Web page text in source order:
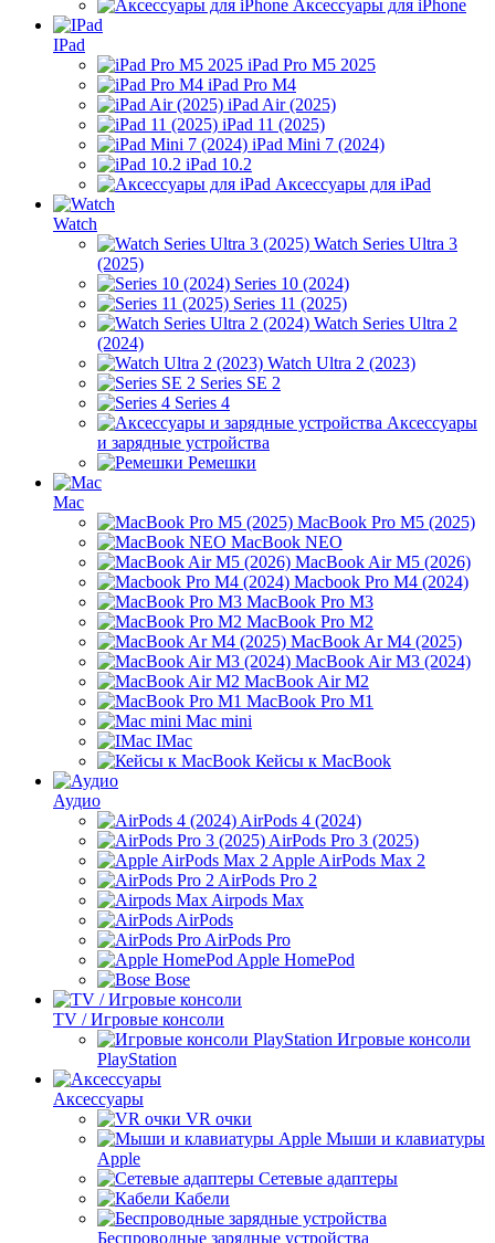
Аксессуары для iPhone
IPad
iPad Pro M5 2025
iPad Pro M4
iPad Air (2025)
iPad 11 (2025)
iPad Mini 7 (2024)
iPad 10.2
Аксессуары для iPad
Watch
Watch Series Ultra 3
(2025)
Series 10 (2024)
Series 11 (2025)
Watch Series Ultra 2
(2024)
Watch Ultra 2 (2023)
Series SE 2
Series 4
Аксессуары
и зарядные устройства
Ремешки
Mac
MacBook Pro M5 (2025)
MacBook NEO
MacBook Air M5 (2026)
Macbook Pro M4 (2024)
MacBook Pro M3
MacBook Pro M2
MacBook Ar M4 (2025)
MacBook Air M3 (2024)
MacBook Air M2
MacBook Pro M1
Mac mini
IMac
Кейсы к MacBook
Аудио
AirPods 4 (2024)
AirPods Pro 3 (2025)
Apple AirPods Max 2
AirPods Pro 2
Airpods Max
AirPods
AirPods Pro
Apple HomePod
Bose
TV / Игровые консоли
Игровые консоли
PlayStation
Аксессуары
VR очки
Мыши и клавиатуры
Apple
Сетевые адаптеры
Кабели
Беспроводные зарядные устройства